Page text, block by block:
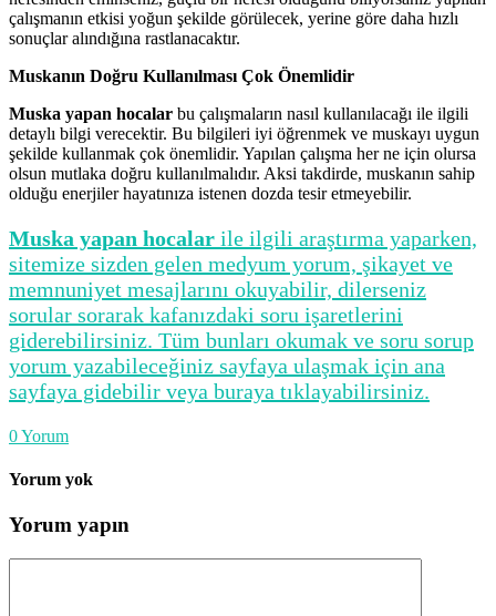
çalışmanın etkisi yoğun şekilde görülecek, yerine göre daha hızlı
sonuçlar alındığına rastlanacaktır.
Muskanın Doğru Kullanılması Çok Önemlidir
Muska yapan hocalar bu çalışmaların nasıl kullanılacağı ile ilgili
detaylı bilgi verecektir. Bu bilgileri iyi öğrenmek ve muskayı uygun
şekilde kullanmak çok önemlidir. Yapılan çalışma her ne için olursa
olsun mutlaka doğru kullanılmalıdır. Aksi takdirde, muskanın sahip
olduğu enerjiler hayatınıza istenen dozda tesir etmeyebilir.
Muska yapan hocalar ile ilgili araştırma yaparken,
sitemize sizden gelen medyum yorum, şikayet ve
memnuniyet mesajlarını okuyabilir, dilerseniz
sorular sorarak kafanızdaki soru işaretlerini
giderebilirsiniz. Tüm bunları okumak ve soru sorup
yorum yazabileceğiniz sayfaya ulaşmak için ana
sayfaya gidebilir veya buraya tıklayabilirsiniz.
0Yorum
Yorum yok
Yorum yapın